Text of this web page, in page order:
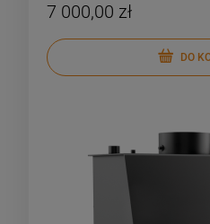
7 000,00 zł
DO